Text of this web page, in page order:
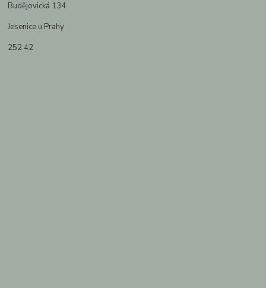
Budějovická 134
Jesenice u Prahy
252 42